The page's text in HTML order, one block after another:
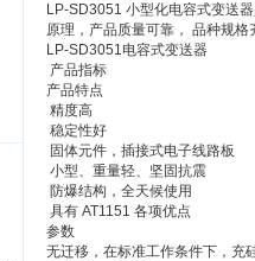
LP-SD3051 小型化电容式变送
原理，产品质量可靠， 品种规
LP-SD3051电容式变送器
产品指标
产品特点
精度高
稳定性好
固体元件，插接式电子线路板
小型、重量轻、坚固抗震
防爆结构，全天候使用
具有 AT1151 各项优点
参数
无迁移，在标准工作条件下，充